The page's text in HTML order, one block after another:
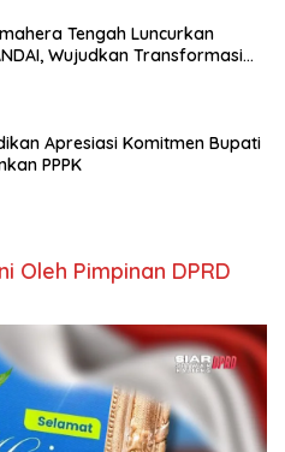
Tengah Luncurkan
Wujudkan Transformasi
Apresiasi Komitmen Bupati
PPPK
Oleh Pimpinan DPRD